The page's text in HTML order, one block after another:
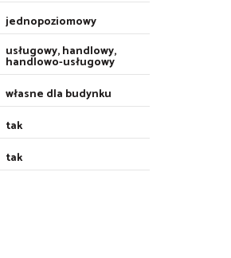
jednopoziomowy
usługowy, handlowy,
handlowo-usługowy
własne dla budynku
tak
tak